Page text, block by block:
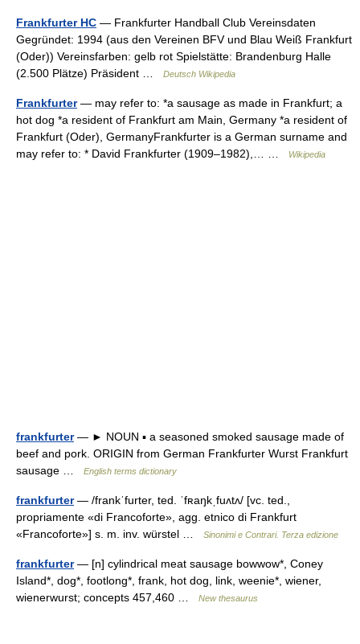
Frankfurter HC — Frankfurter Handball Club Vereinsdaten
Gegründet: 1994 (aus den Vereinen BFV und Blau Weiß Frankfurt
(Oder)) Vereinsfarben: gelb rot Spielstätte: Brandenburg Halle
(2.500 Plätze) Präsident …
Deutsch Wikipedia
Frankfurter— may refer to: *a sausage as made in Frankfurt; a
hot dog *a resident of Frankfurt am Main, Germany *a resident of
Frankfurt (Oder), GermanyFrankfurter is a German surname and
may refer to: * David Frankfurter (1909–1982),… …
Wikipedia
frankfurter— ► NOUN ▪ a seasoned smoked sausage made of
beef and pork. ORIGIN from German Frankfurter Wurst Frankfurt
sausage …
English terms dictionary
frankfurter— /frankˈfurter, ted. ˈfʀaŋkˌfuʌtʌ/ [vc. ted.,
propriamente «di Francoforte», agg. etnico di Frankfurt
«Francoforte»] s. m. inv. würstel …
Sinonimi e Contrari. Terza edizione
frankfurter— [n] cylindrical meat sausage bowwow*, Coney
Island*, dog*, footlong*, frank, hot dog, link, weenie*, wiener,
wienerwurst; concepts 457,460 …
New thesaurus